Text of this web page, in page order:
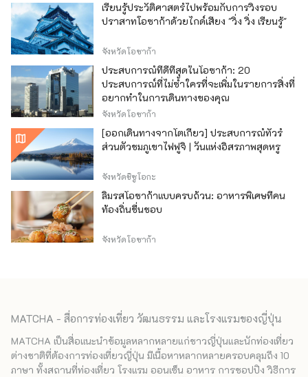
เรียนรู้ประวัติศาสตร์ไปพร้อมกับการวิ่งรอบ
ปราสาทโอซาก้าด้วยไกด์เสียง "วิ่ง วิ่ง เรียนรู้"
จังหวัดโอซาก้า
ประสบการณ์ที่ดีที่สุดในโอซาก้า: 20
ประสบการณ์ที่ไม่ซ้ำใครที่จะเพิ่มในรายการสิ่งที่
อยากทำในการเดินทางของคุณ
จังหวัดโอซาก้า
[ออกเดินทางจากโตเกียว] ประสบการณ์ทัวร์
ส่วนตัวชมภูเขาไฟฟูจิ | วันแห่งอิสรภาพสุดหรู
จังหวัดชิซูโอกะ
ลิ้มรสโอซาก้าแบบครบถ้วน: อาหารพิเศษที่คน
ท้องถิ่นชื่นชอบ
จังหวัดโอซาก้า
MATCHA - สื่อการท่องเที่ยว วัฒนธรรม และโรงแรมของญี่ปุ่น
MATCHA เป็นสื่อแนะนำข้อมูลหลากหลายแก่ชาวญี่ปุ่นและนักท่องเที่ยว
ต่างชาติที่ต้องการท่องเที่ยวญี่ปุ่น มีเนื้อหาหลากหลายครอบคลุมถึง 10
ภาษา ทั้งสถานที่ท่องเที่ยว โรงแรม ออนเซ็น อาหาร การชอปปิง วิธีการ